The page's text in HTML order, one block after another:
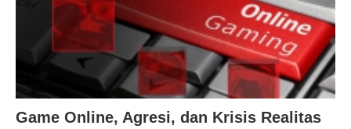
Game Online, Agresi, dan Krisis Realitas